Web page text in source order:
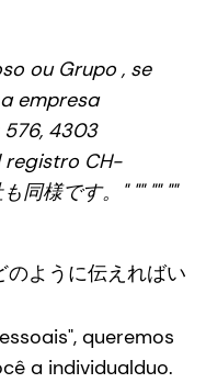
ou Grupo , se
empresa
4303
registro CH-
同様です。" "" "" ""
ように伝えればい
queremos
a individualduo.